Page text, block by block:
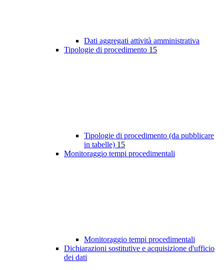
Dati aggregati attività amministrativa
Tipologie di procedimento 15
Tipologie di procedimento (da pubblicare
in tabelle) 15
Monitoraggio tempi procedimentali
Monitoraggio tempi procedimentali
Dichiarazioni sostitutive e acquisizione d'ufficio
dei dati